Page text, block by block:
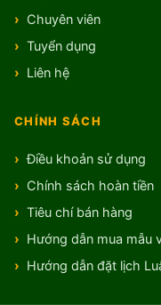
Chuyên viên
Tuyển dụng
Liên hệ
CHÍNH SÁCH
Điều khoản sử dụng
Chính sách hoàn tiền
Tiêu chí bán hàng
Hướng dẫn mua mẫu
Hướng dẫn đặt lịch